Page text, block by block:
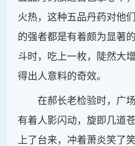
火热，这种五品丹药对他
的强者都是有着颇为显著
斗时，吃上一枚，陡然大
得出人意料的奇效。
在郝长老检验时，广
有着人影闪动，旋即几道
上了台来，冲着萧炎笑了